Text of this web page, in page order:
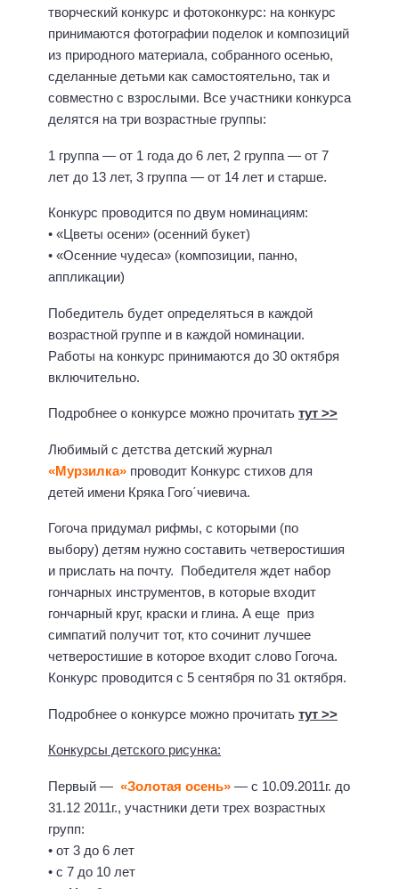
творческий конкурс и фотоконкурс: на конкурс
принимаются фотографии поделок и композиций
из природного материала, собранного осенью,
сделанные детьми как самостоятельно, так и
совместно с взрослыми. Все участники конкурса
делятся на три возрастные группы:
1 группа — от 1 года до 6 лет, 2 группа — от 7
лет до 13 лет, 3 группа — от 14 лет и старше.
Конкурс проводится по двум номинациям:
• «Цветы осени» (осенний букет)
• «Осенние чудеса» (композиции, панно,
аппликации)
Победитель будет определяться в каждой
возрастной группе и в каждой номинации.
Работы на конкурс принимаются до 30 октября
включительно.
Подробнее о конкурсе можно прочитать тут >>
Любимый с детства детский журнал
«Мурзилка» проводит Конкурс стихов для
детей имени Кряка Гого΄чиевича.
Гогоча придумал рифмы, с которыми (по
выбору) детям нужно составить четверостишия
и прислать на почту. Победителя ждет набор
гончарных инструментов, в которые входит
гончарный круг, краски и глина. А еще приз
симпатий получит тот, кто сочинит лучшее
четверостишие в которое входит слово Гогоча.
Конкурс проводится с 5 сентября по 31 октября.
Подробнее о конкурсе можно прочитать тут >>
Конкурсы детского рисунка:
Первый — «Золотая осень» — с 10.09.2011г. до
31.12 2011г., участники дети трех возрастных
групп:
• от 3 до 6 лет
• с 7 до 10 лет